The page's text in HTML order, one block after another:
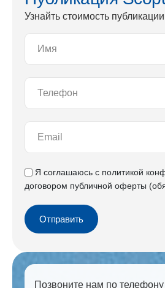
Узнайть стоимость
Я соглашаюсь с политикой
договором публичной оферты
Отправить
Позвоните нам по телефону